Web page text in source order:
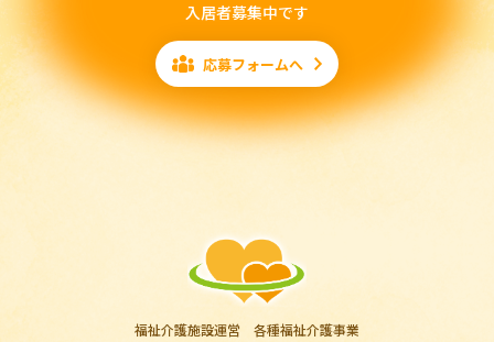
入居者募集中です
応募フォームへ
福祉介護施設運営 各種福祉介護事業